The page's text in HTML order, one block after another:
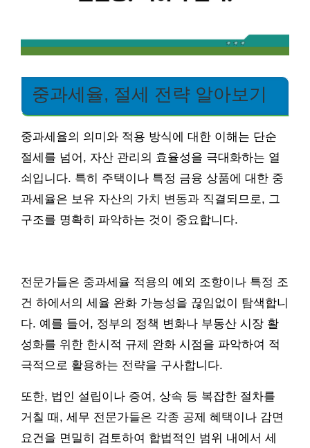
중과세율, 절세 전략 알아보기
중과세율의 의미와 적용 방식에 대한 이해는 단순
절세를 넘어, 자산 관리의 효율성을 극대화하는 열
쇠입니다. 특히 주택이나 특정 금융 상품에 대한 중
과세율은 보유 자산의 가치 변동과 직결되므로, 그
구조를 명확히 파악하는 것이 중요합니다.
전문가들은 중과세율 적용의 예외 조항이나 특정 조
건 하에서의 세율 완화 가능성을 끊임없이 탐색합니
다. 예를 들어, 정부의 정책 변화나 부동산 시장 활
성화를 위한 한시적 규제 완화 시점을 파악하여 적
극적으로 활용하는 전략을 구사합니다.
또한, 법인 설립이나 증여, 상속 등 복잡한 절차를
거칠 때, 세무 전문가들은 각종 공제 혜택이나 감면
요건을 면밀히 검토하여 합법적인 범위 내에서 세